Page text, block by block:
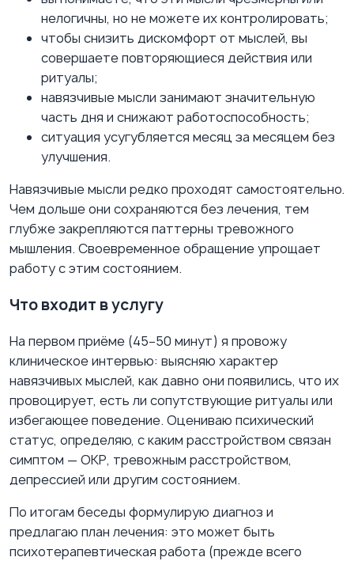
нелогичны, но не можете их контролировать;
чтобы снизить дискомфорт от мыслей, вы
совершаете повторяющиеся действия или
ритуалы;
навязчивые мысли занимают значительную
часть дня и снижают работоспособность;
ситуация усугубляется месяц за месяцем без
улучшения.
Навязчивые мысли редко проходят самостоятельно.
Чем дольше они сохраняются без лечения, тем
глубже закрепляются паттерны тревожного
мышления. Своевременное обращение упрощает
работу с этим состоянием.
Что входит в услугу
На первом приёме (45–50 минут) я провожу
клиническое интервью: выясняю характер
навязчивых мыслей, как давно они появились, что их
провоцирует, есть ли сопутствующие ритуалы или
избегающее поведение. Оцениваю психический
статус, определяю, с каким расстройством связан
симптом — ОКР, тревожным расстройством,
депрессией или другим состоянием.
По итогам беседы формулирую диагноз и
предлагаю план лечения: это может быть
психотерапевтическая работа (прежде всего